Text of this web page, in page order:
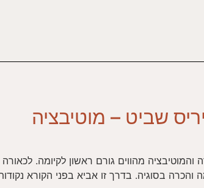
שביט – מוטיבציה
מהווים גורם ראשון לקיומה. לכאורה
בסוגיה. בדרך זו אביא בפני הקורא